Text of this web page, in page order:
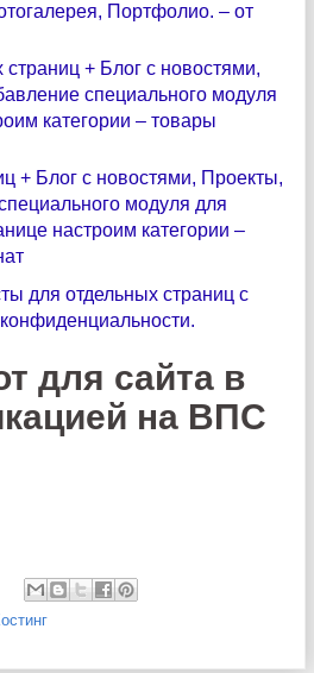
Портфолио. – от
страниц + Блог с новостями,
специального модуля
категории – товары
+ Блог с новостями, Проекты,
модуля для
настроим категории –
для отдельных страниц с
для сайта в
на ВПС